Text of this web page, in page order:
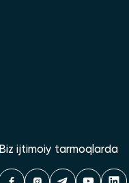
Biz ijtimoiy tarmoqlarda